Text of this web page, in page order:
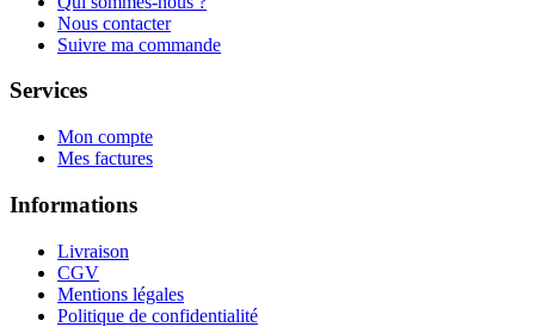
Nous contacter
Suivre ma commande
Services
Mon compte
Mes factures
Informations
Livraison
CGV
Mentions légales
Politique de confidentialité